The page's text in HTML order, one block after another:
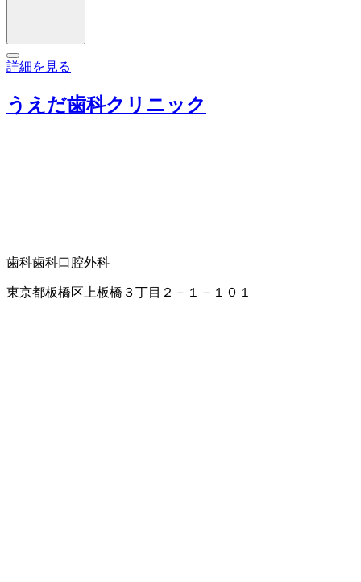
詳細を見る
うえだ歯科クリニック
歯科歯科口腔外科
東京都板橋区上板橋３丁目２－１－１０１